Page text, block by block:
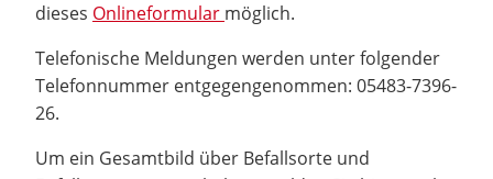
dieses Onlineformular möglich.
Telefonische Meldungen werden unter folgender
Telefonnummer entgegengenommen: 05483-7396-
26.
Um ein Gesamtbild über Befallsorte und